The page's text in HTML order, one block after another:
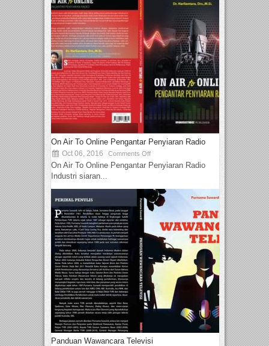
On Air To Online Pengantar Penyiaran Radio
Oct 06, 2016 Comments Off
On Air To Online Pengantar Penyiaran Radio
Industri siaran...
Panduan Wawancara Televisi